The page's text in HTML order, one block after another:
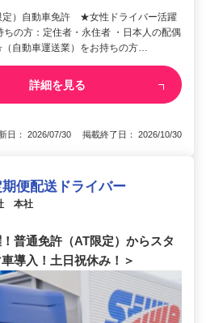
定）自動車免許 ★女性ドライバー活躍
ちの方：定住者・永住者 ・日本人の配偶
（自動車運送業）をお持ちの方…
詳細を見る
日： 2026/07/30 掲載終了日： 2026/10/30
便配送ドライバー
本社
普通免許（AT限定）からスタ
導入！土日祝休み！＞